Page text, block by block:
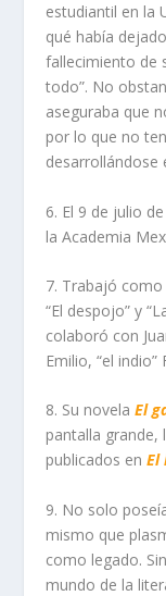
estudiantil en la
qué había
fallecimiento de
todo”. No
aseguraba que
por lo que no
desarrollándose
6. El 9 de julio
la Academia
7. Trabajó
“El despojo” y
colaboró con
Emilio, “el indio”
8. Su novelaEl
pantalla grande,
publicados en El
9. No solo
mismo que
como legado.
mundo de la